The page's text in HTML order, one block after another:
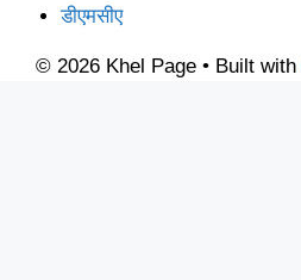
डीएमसीए
© 2026 Khel Page • Built with